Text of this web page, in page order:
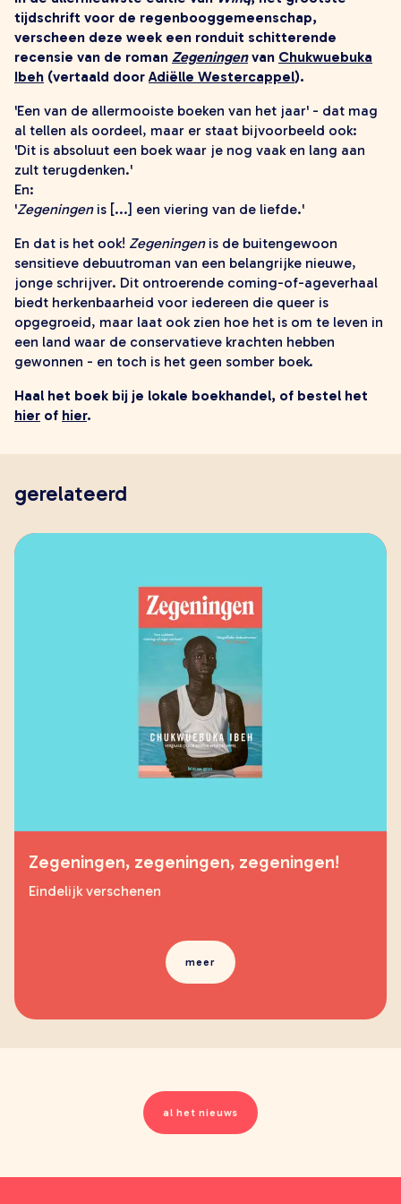
zoeken
tijdschrift voor de regenbooggemeenschap,
verscheen deze week een ronduit schitterende
recensie van de roman Zegeningenvan Chukwuebuka
Ibeh (vertaald door Adiëlle Westercappel).
'Een van de allermooiste boeken van het jaar' - dat mag
al tellen als oordeel, maar er staat bijvoorbeeld ook:
'Dit is absoluut een boek waar je nog vaak en lang aan
zult terugdenken.'
En:
'Zegeningenis [...] een viering van de liefde.'
En dat is het ook! Zegeningenis de buitengewoon
sensitieve debuutroman van een belangrijke nieuwe,
jonge schrijver. Dit ontroerende coming-of-ageverhaal
biedt herkenbaarheid voor iedereen die queer is
opgegroeid, maar laat ook zien hoe het is om te leven in
een land waar de conservatieve krachten hebben
gewonnen - en toch is het geen somber boek.
Haal het boek bij je lokale boekhandel, of bestel het
hier of hier.
gerelateerd
Zegeningen, zegeningen, zegeningen!
Eindelijk verschenen
meer
al het nieuws